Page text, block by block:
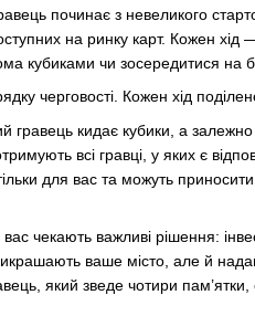
починає з невеликого
на ринку карт. Кожен хід
кубиками чи зосередитися на
черговості. Кожен хід
гравець кидає кубики, а
всі гравці, у яких є
для вас та можуть
чекають важливі рішення:
ваше місто, але й
який зведе чотири пам’ятки,